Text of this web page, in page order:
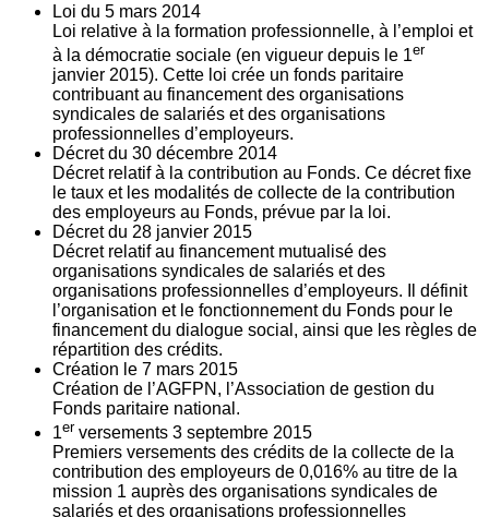
Loi du 5 mars 2014
Loi relative à la formation professionnelle, à l’emploi et
à la démocratie sociale (en vigueur depuis le 1er
janvier 2015). Cette loi crée un fonds paritaire
contribuant au financement des organisations
syndicales de salariés et des organisations
professionnelles d’employeurs.
Décret du 30 décembre 2014
Décret relatif à la contribution au Fonds. Ce décret fixe
le taux et les modalités de collecte de la contribution
des employeurs au Fonds, prévue par la loi.
Décret du 28 janvier 2015
Décret relatif au financement mutualisé des
organisations syndicales de salariés et des
organisations professionnelles d’employeurs. Il définit
l’organisation et le fonctionnement du Fonds pour le
financement du dialogue social, ainsi que les règles de
répartition des crédits.
Création le 7 mars 2015
Création de l’AGFPN, l’Association de gestion du
Fonds paritaire national.
1er versements 3 septembre 2015
Premiers versements des crédits de la collecte de la
contribution des employeurs de 0,016% au titre de la
mission 1 auprès des organisations syndicales de
salariés et des organisations professionnelles